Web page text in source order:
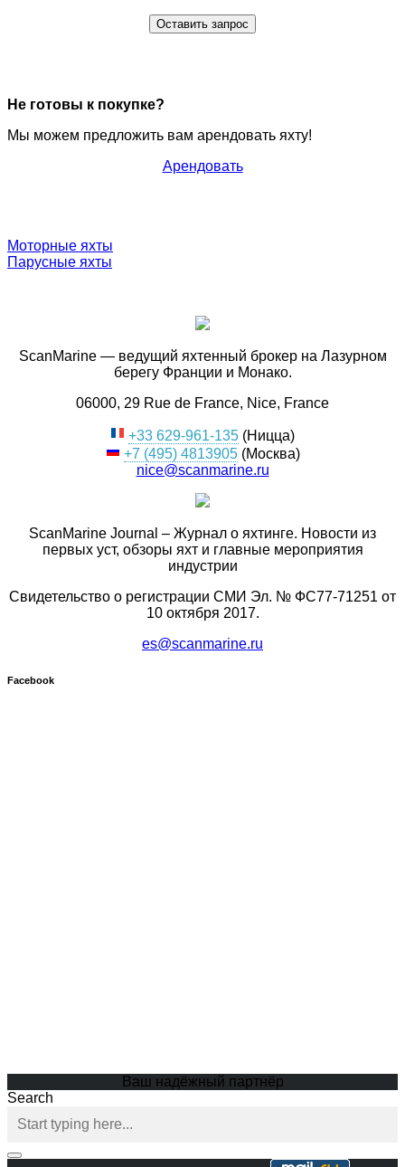
Оставить запрос
Не готовы к покупке?
Мы можем предложить вам арендовать яхту!
Арендовать
Моторные яхты
Парусные яхты
ScanMarine — ведущий яхтенный брокер на Лазурном
берегу Франции и Монако.
06000, 29 Rue de France, Nice, France
+33 629-961-135 (Ницца)
+7 (495) 4813905(Москва)
nice@scanmarine.ru
ScanMarine Journal – Журнал о яхтинге. Новости из
первых уст, обзоры яхт и главные мероприятия
индустрии
Свидетельство о регистрации СМИ Эл. № ФС77-71251 от
10 октября 2017.
es@scanmarine.ru
Facebook
Ваш надёжный партнёр
Search